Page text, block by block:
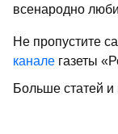
всенародно
Не пропустите
канале газеты
Больше статей и